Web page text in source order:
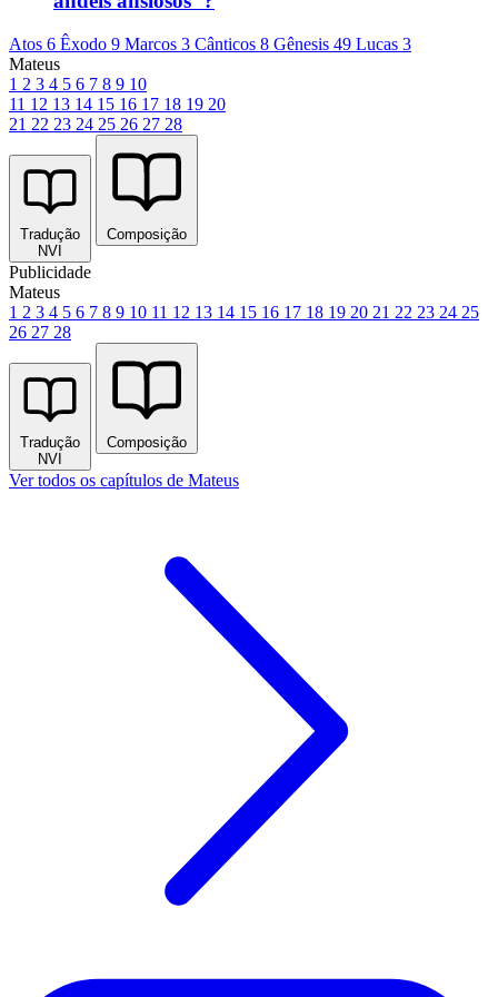
Atos 6 Êxodo 9 Marcos 3 Cânticos 8 Gênesis 49 Lucas 3
Mateus
1 2 3 4 5 6 7 8 9 10
11 12 13 14 15 16 17 18 19 20
21 22 23 24 25 26 27 28
Tradução
NVI
Composição
Publicidade
Mateus
1 2 3 4 5 6 7 8 9 10 11 12 13 14 15 16 17 18 19 20 21 22 23 24 25
26 27 28
Tradução
NVI
Composição
Ver todos os capítulos de Mateus